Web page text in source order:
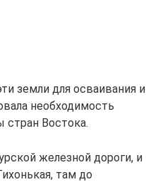
земли для осваивания и
необходимость
стран Востока.
железной дороги, и
там до